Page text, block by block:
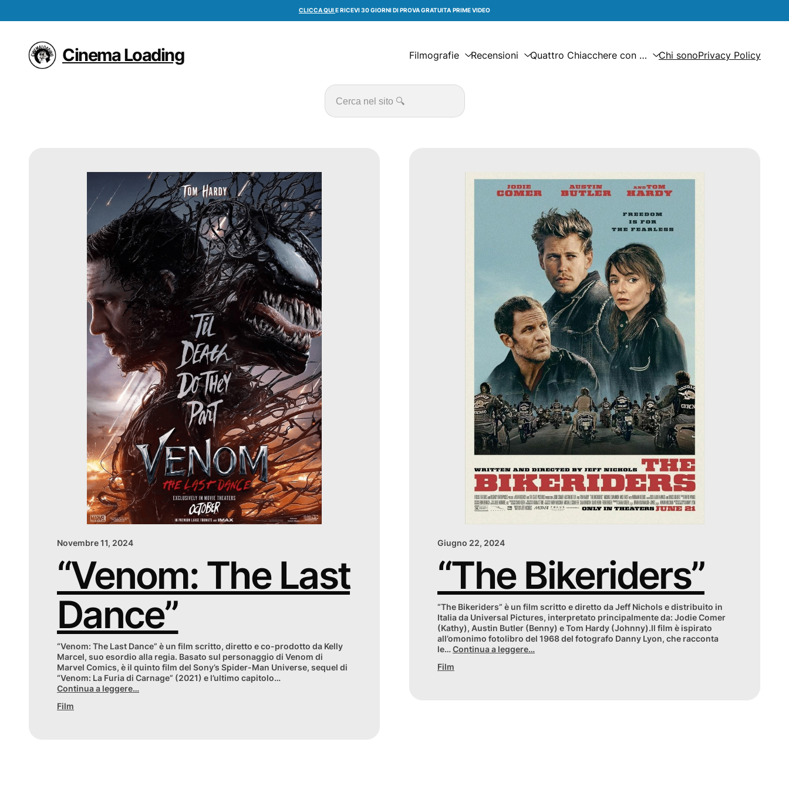
CLICCA QUIE RICEVI 30 GIORNI DI PROVA GRATUITA PRIME VIDEO
Cinema Loading Filmografie Recensioni Quattro Chiacchere con … Chi sonoPrivacy Policy
Cerca
Novembre 11, 2024
“Venom: The Last
Dance”
“Venom: The Last Dance” è un film scritto, diretto e co-prodotto da Kelly
Marcel, suo esordio alla regia. Basato sul personaggio di Venom di
Marvel Comics, è il quinto film del Sony’s Spider-Man Universe, sequel di
“Venom: La Furia di Carnage” (2021) e l’ultimo capitolo…
Continua a leggere…
Film
Giugno 22, 2024
“The Bikeriders”
“The Bikeriders” è un film scritto e diretto da Jeff Nichols e distribuito in
Italia da Universal Pictures, interpretato principalmente da: Jodie Comer
(Kathy), Austin Butler (Benny) e Tom Hardy (Johnny).Il film è ispirato
all’omonimo fotolibro del 1968 del fotografo Danny Lyon, che racconta
le…Continua a leggere…
Film